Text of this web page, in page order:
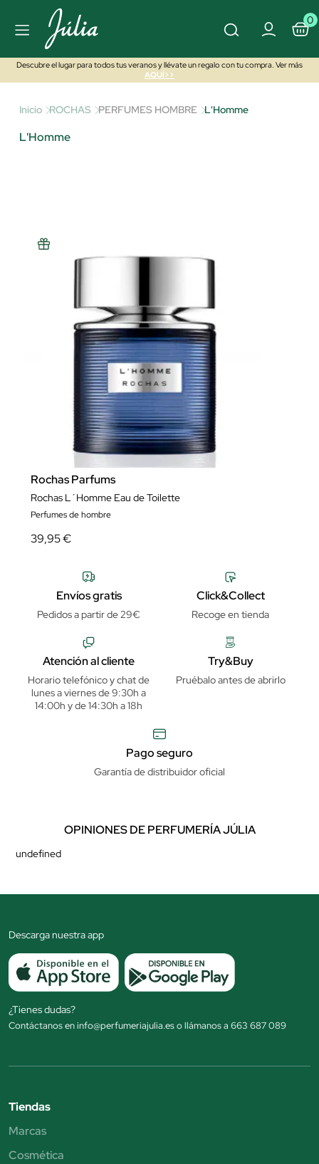
0
Descubre el lugar para todos tus veranos y llévate un regalo con tu compra. Ver más
AQUÍ>>
Inicio ROCHAS PERFUMES HOMBRE L'Homme
L'Homme
Rochas Parfums
Rochas L´Homme Eau de Toilette
Perfumes de hombre
39,95 €
Envíos gratis
Pedidos a partir de 29€
Click&Collect
Recoge en tienda
Atención al cliente
Horario telefónico y chat de
lunes a viernes de 9:30h a
14:00h y de 14:30h a 18h
Try&Buy
Pruébalo antes de abrirlo
Pago seguro
Garantía de distribuidor oficial
OPINIONES DE PERFUMERÍA JÚLIA
undefined
Descarga nuestra app
¿Tienes dudas?
Contáctanos en info@perfumeriajulia.es o llámanos a 663 687 089
Tiendas
Marcas
Cosmética